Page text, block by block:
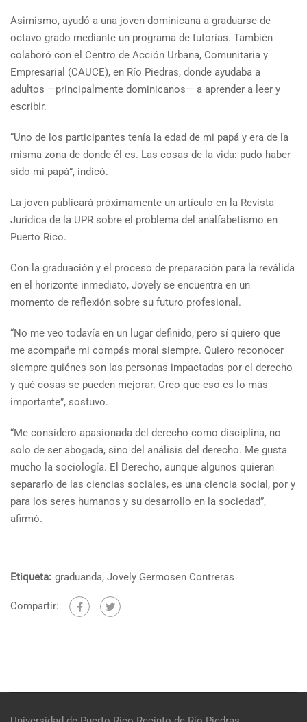
Asimismo, ayudó a una joven dominicana a graduarse de
octavo grado mediante un programa de tutorías. También
colaboró con el Centro de Acción Urbana, Comunitaria y
Empresarial (CAUCE), en Río Piedras, donde ayudaba a
adultos —principalmente dominicanos— a aprender a leer y
escribir.
“Uno de los participantes tenía la edad de mi papá y era de la
misma zona de donde él es. Las cosas de la vida: pudo haber
sido mi papá”, indicó.
La joven publicará próximamente un artículo en la Revista
Jurídica de la UPR sobre el problema del analfabetismo en
Puerto Rico.
Con la graduación y el proceso de preparación para la reválida
en el horizonte inmediato, Jovely se encuentra en un
momento de reflexión sobre su futuro profesional.
“No me veo todavía en un lugar definido, pero sí quiero que
me acompañe mi compás moral siempre. Quiero reconocer
siempre quiénes son las personas impactadas por el derecho
y qué cosas se pueden mejorar. Creo que eso es lo más
importante”, sostuvo.
“Me considero apasionada del derecho como disciplina, no
solo de ser abogada, sino del análisis del derecho. Me gusta
mucho la sociología. El Derecho, aunque algunos quieran
separarlo de las ciencias sociales, es una ciencia social, por y
para los seres humanos y su desarrollo en la sociedad”,
afirmó.
Etiqueta: graduanda, Jovely Germosen Contreras
Compartir: